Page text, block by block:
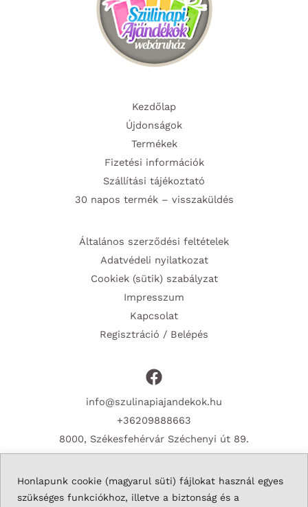
Honlapunk cookie (magyarul süti) fájlokat használ egyes
szükséges funkciókhoz, illetve a biztonság és a
Kezdőlap
Újdonságok
Termékek
Fizetési információk
Szállítási tájékoztató
30 napos termék – visszaküldés
Általános szerződési feltételek
Adatvédeli nyilatkozat
Cookiek (sütik) szabályzat
Impresszum
Kapcsolat
Regisztráció / Belépés
info@szulinapiajandekok.hu
+36209888663
8000, Székesfehérvár Széchenyi út 89.